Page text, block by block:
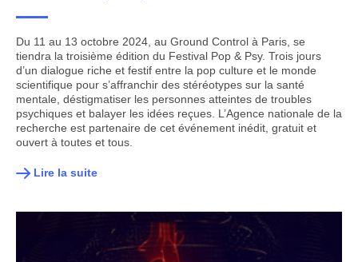
Du 11 au 13 octobre 2024, au Ground Control à Paris, se
tiendra la troisième édition du Festival Pop & Psy. Trois jours
d’un dialogue riche et festif entre la pop culture et le monde
scientifique pour s’affranchir des stéréotypes sur la santé
mentale, déstigmatiser les personnes atteintes de troubles
psychiques et balayer les idées reçues. L’Agence nationale de la
recherche est partenaire de cet événement inédit, gratuit et
ouvert à toutes et tous.
Lire la suite